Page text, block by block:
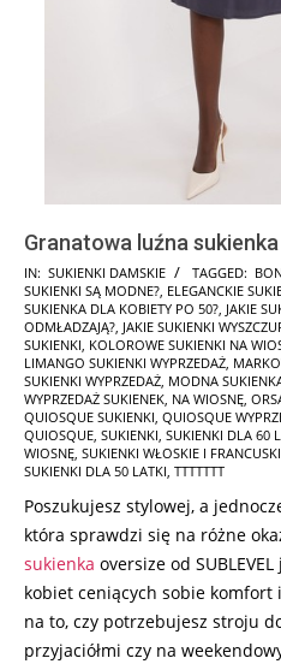
Granatowa luźna
2025-
10-
18
IN: SUKIENKI DAMSKIE TAGGED:
SUKIENKI SĄ MODNE?, ELEGANCKIE
SUKIENKA DLA KOBIETY PO 50?, JAKIE
ODMŁADZAJĄ?, JAKIE SUKIENKI
SUKIENKI, KOLOROWE SUKIENKI NA
LIMANGO SUKIENKI WYPRZEDAŻ,
SUKIENKI WYPRZEDAŻ, MODNA
WYPRZEDAŻ SUKIENEK, NA WIOSNĘ,
QUIOSQUE SUKIENKI, QUIOSQUE
QUIOSQUE, SUKIENKI, SUKIENKI DLA 60
WIOSNĘ, SUKIENKI WŁOSKIE I
SUKIENKI DLA 50 LATKI, TTTTTTT
Poszukujesz stylowej, a
która sprawdzi się na różne
sukienka oversize od
kobiet ceniących sobie komfort
na to, czy potrzebujesz stroju
przyjaciółmi czy na